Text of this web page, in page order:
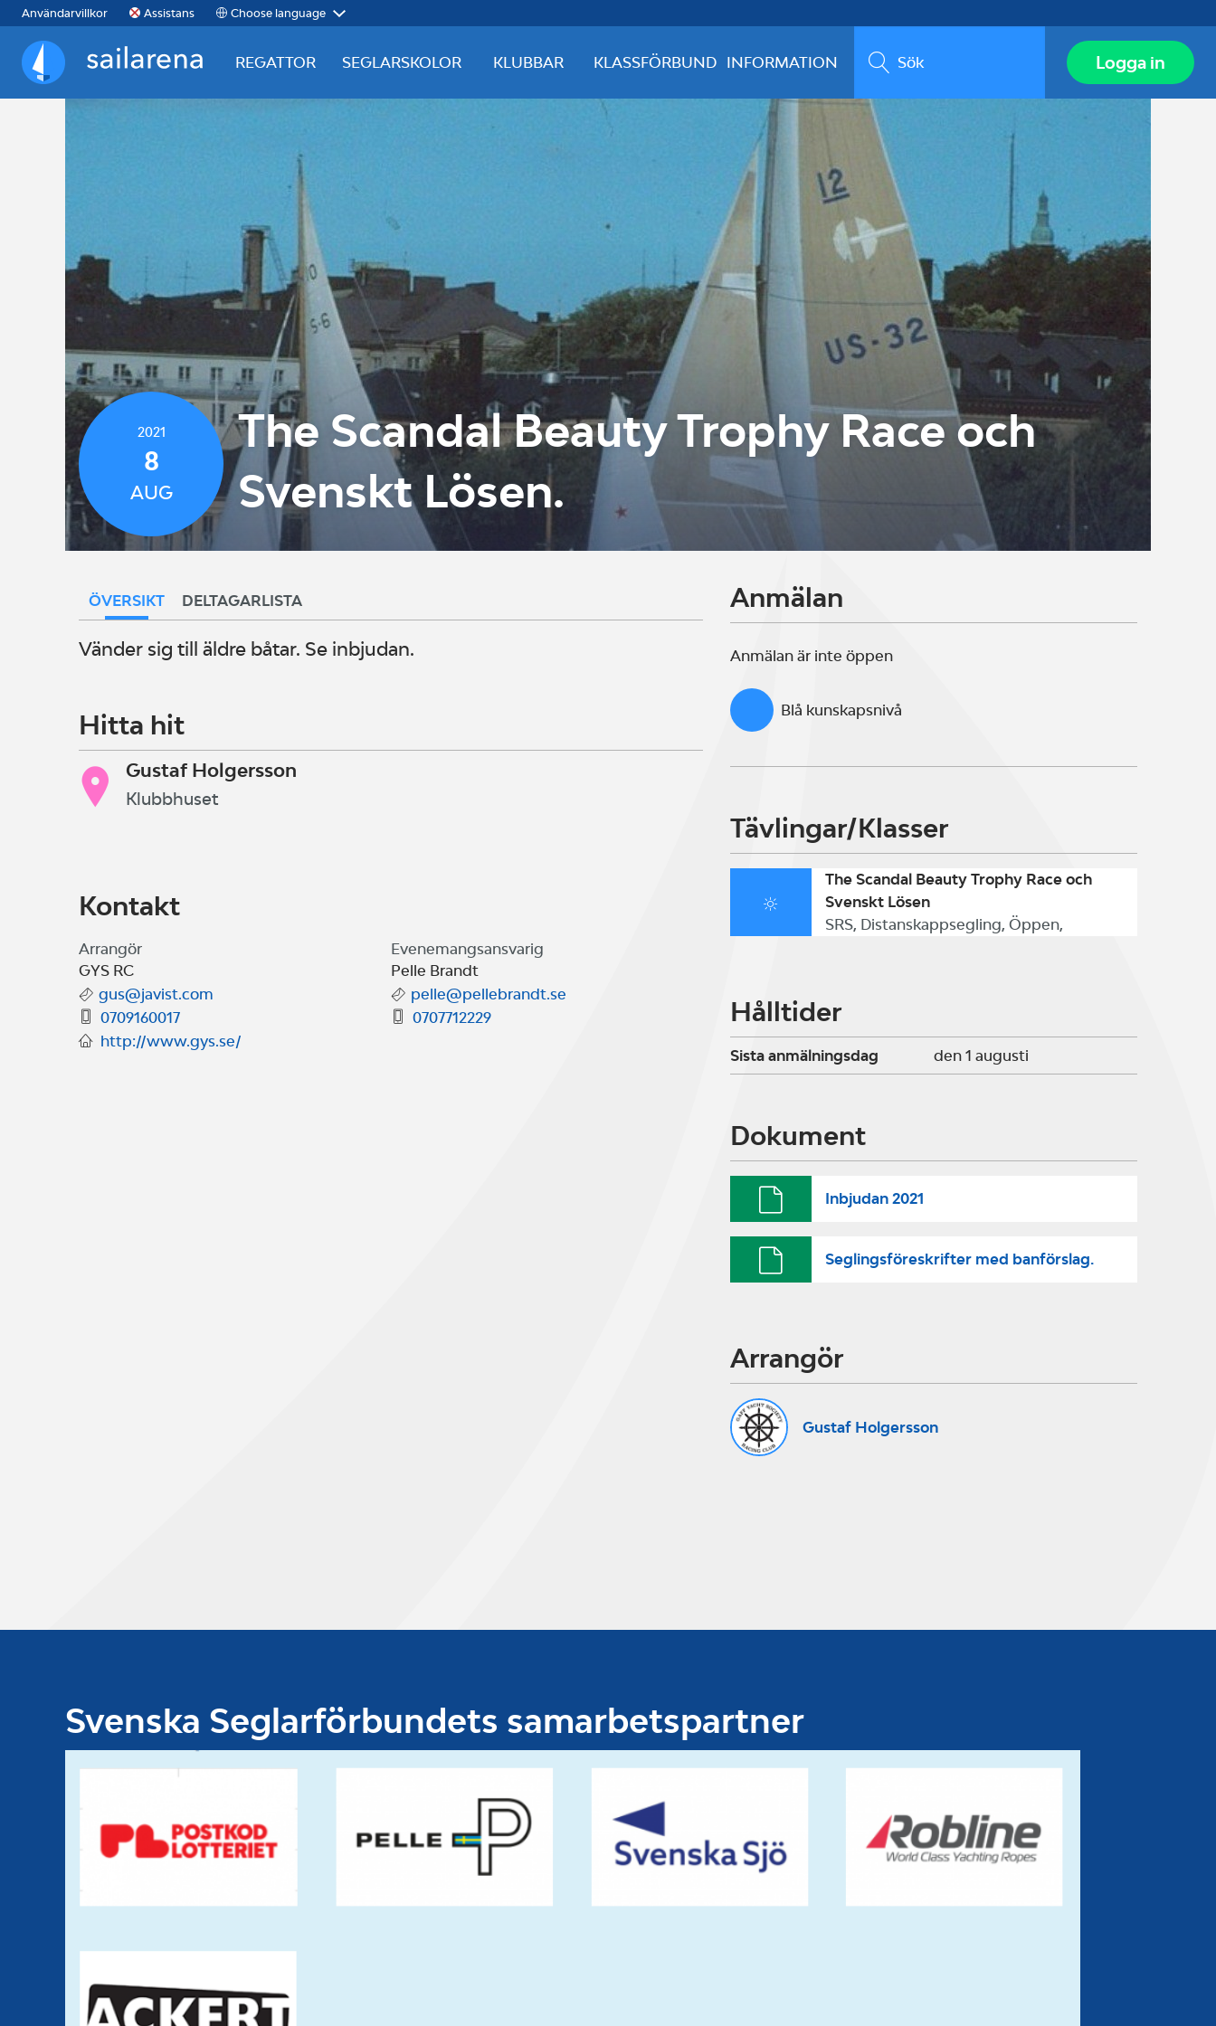
Användarvillkor Assistans Choose language
Sailarena
REGATTOR SEGLARSKOLOR KLUBBAR KLASSFÖRBUND INFORMATION Sök Logga in
2021
8
AUG
The Scandal Beauty Trophy Race och
Svenskt Lösen.
ÖVERSIKT DELTAGARLISTA
Vänder sig till äldre båtar. Se inbjudan.
Hitta hit
Gustaf Holgersson
Klubbhuset
Kontakt
Arrangör
GYS RC
gus@javist.com
0709160017
http://www.gys.se/
Evenemangsansvarig
Pelle Brandt
pelle@pellebrandt.se
0707712229
Anmälan
Anmälan är inte öppen
Blå kunskapsnivå
Tävlingar/Klasser
The Scandal Beauty Trophy Race och
Svenskt Lösen
SRS, Distanskappsegling, Öppen,
Hålltider
Sista anmälningsdag den 1 augusti
Dokument
Inbjudan 2021
Seglingsföreskrifter med banförslag.
Arrangör
Gustaf Holgersson
Svenska Seglarförbundets samarbetspartner